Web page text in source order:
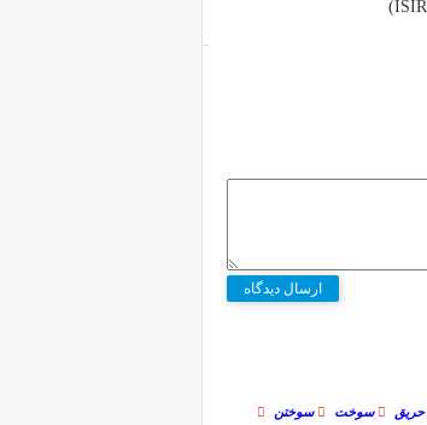
ارسال دیدگاه
حریق سوخت
سوختن